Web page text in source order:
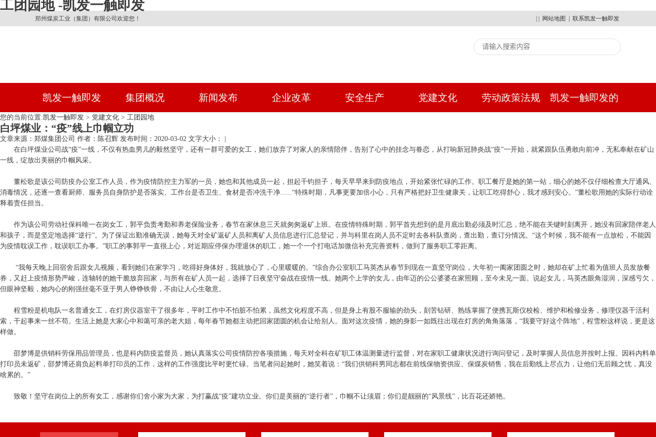
工团园地 -凯发一触即发
郑州煤炭工业（集团）有限公司欢迎您！ 网站地图 联系凯发一触即发
凯发一触即发 集团概况 新闻发布 企业改革 安全生产 党建文化 劳动政策法规 凯发一触即发的
您的当前位置:凯发一触即发 > 党建文化 > 工团园地
白坪煤业：“疫”线上巾帼立功
文章来源：郑煤集团公司 作者：陈召辉 发布时间：2020-03-02 文字大小： |
在白坪煤业公司战“疫”一线，不仅有热血男儿的毅然坚守，还有一群可爱的女工，她们放弃了对家人的亲情陪伴，告别了心中的挂念与眷恋，从打响新冠肺炎战“疫”一开始，就紧跟队伍勇敢向前冲，无私奉献在矿山
一线，绽放出美丽的巾帼风采。
董松歌是该公司防疫办公室工作人员，作为疫情防控主力军的一员，她也和其他成员一起，担起千钧担子，每天早早来到防疫地点，开始紧张忙碌的工作。职工餐厅是她的第一站，细心的她不仅仔细检查大厅通风、
消毒情况，还逐一查看厨师、服务员自身防护是否落实、工作台是否卫生、食材是否冲洗干净......“特殊时期，凡事更要加倍小心，只有严格把好卫生健康关，让职工吃得舒心，我才感到安心。”董松歌用她的实际行动诠
释着责任担当。
作为该公司劳动社保科唯一在岗女工，郭平负责考勤和养老保险业务，春节在家休息三天就匆匆返矿上班。在疫情特殊时期，郭平首先想到的是月底出勤必须及时汇总，绝不能在关键时刻离开，她没有回家陪伴老人
和孩子，而是坚定地选择“逆行”。为了保证出勤准确无误，她每天对全矿返矿人员和离矿人员信息进行汇总登记，并与科里在岗人员不定时去各科队查岗，查出勤，查订分情况。“这个时候，我不能有一点放松，不能因
为疫情耽误工作，耽误职工办事。”职工的事郭平一直很上心，对近期应停保办理退休的职工，她一个一个打电话加微信补充完善资料，做到了服务职工零距离。
“我每天晚上回宿舍后跟女儿视频，看到她们在家学习，吃得好身体好，我就放心了，心里暖暖的。”综合办公室职工马英杰从春节到现在一直坚守岗位，大年初一阖家团圆之时，她却在矿上忙着为值班人员发放餐
券，又赶上疫情形势严峻，连轴转的她干脆放弃回家，与所有在矿人员一起，选择了日夜坚守奋战在疫情一线。她两个上学的女儿，由年迈的公公婆婆在家照顾，至今未见一面。说起女儿，马英杰眼角湿润，深感亏欠，
但眼神坚毅，她内心的刚强丝毫不亚于男人铮铮铁骨，不由让人心生敬意。
程雪粉是机电队一名普通女工，在灯房仪器室干了很多年，平时工作中不怕脏不怕累，虽然文化程度不高，但是身上有股不服输的劲头，刻苦钻研、熟练掌握了便携瓦斯仪校检、维护和检修业务，修理仪器干活利
索，干起事来一丝不苟。生活上她是大家心中和蔼可亲的老大姐，每年春节她都主动把回家团圆的机会让给别人。面对这次疫情，她的身影一如既往出现在灯房的角角落落，“我要守好这个阵地”，程雪粉这样说，更是这
样做。
邵梦博是供销科劳保用品管理员，也是科内防疫监督员，她认真落实公司疫情防控各项措施，每天对全科在矿职工体温测量进行监督，对在家职工健康状况进行询问登记，及时掌握人员信息并按时上报。因科内料单
打印员未返矿，邵梦博还肩负起料单打印员的工作，这样的工作强度比平时更忙碌。当笔者问起她时，她笑着说：“我们供销科男同志都在前线保物资供应、保煤炭销售，我在后勤线上尽点力，让他们无后顾之忧，真没
啥累的。”
致敬！坚守在岗位上的所有女工，感谢你们舍小家为大家，为打赢战“疫”建功立业。你们是美丽的“逆行者”，巾帼不让须眉；你们是靓丽的“风景线”，比百花还娇艳。